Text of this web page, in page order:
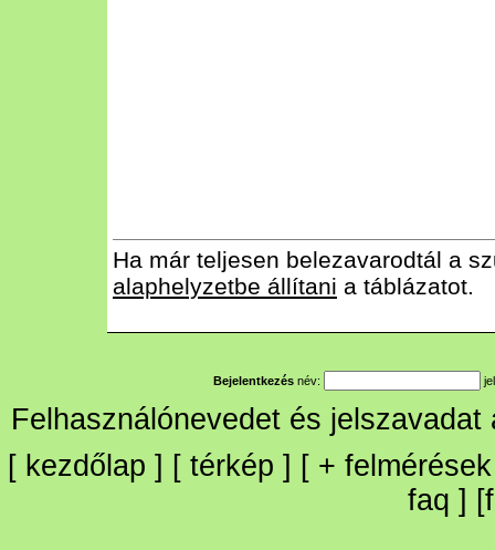
Ha már teljesen belezavarodtál a
alaphelyzetbe állítani a táblázatot.
Bejelentkezés név:
Felhasználónevedet és
[ kezdőlap ] [ térkép ] [ + felmérések
faq ] [